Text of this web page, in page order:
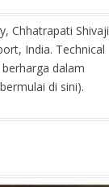
Chhatrapati Shivaji
India. Technical
dalam
di sini).